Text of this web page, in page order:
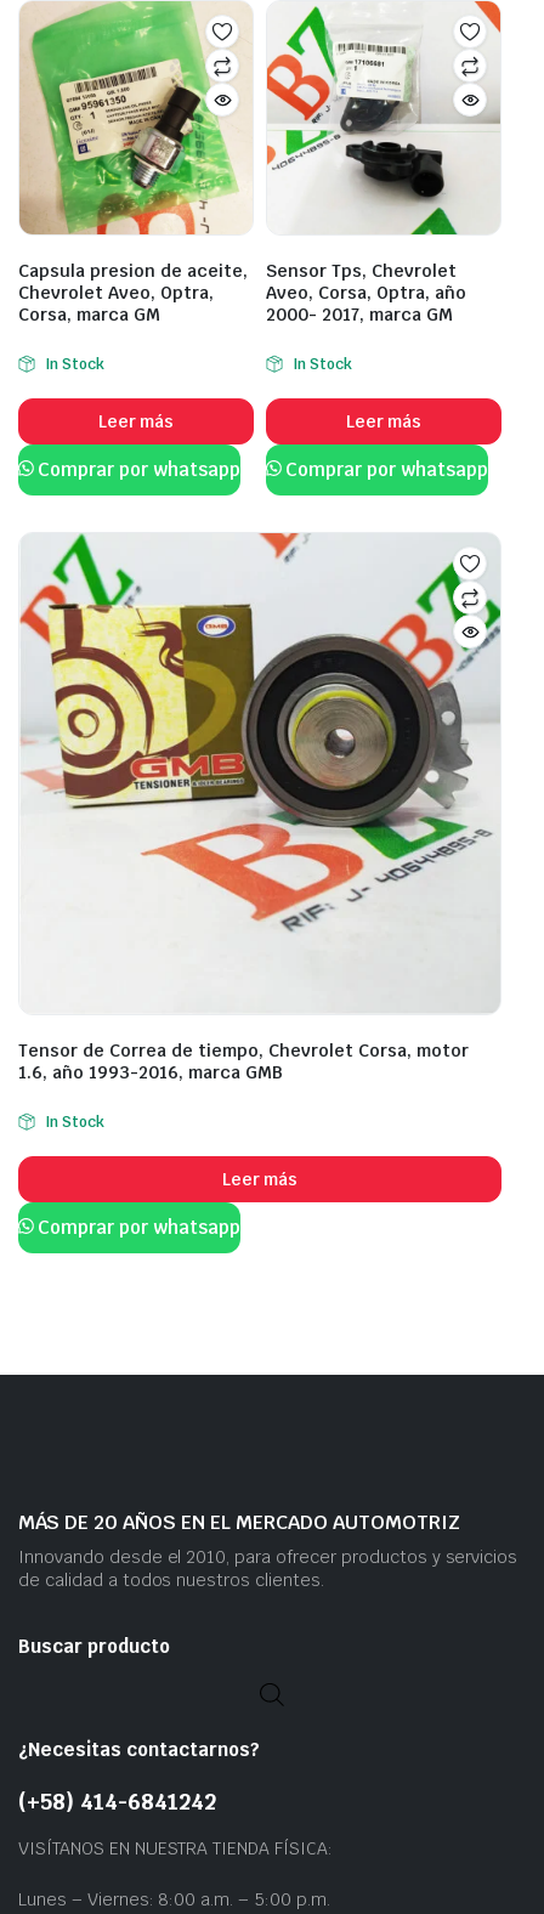
Capsula presion de aceite,
Chevrolet Aveo, Optra,
Corsa, marca GM
In Stock
Leer más
Comprar por whatsapp
Sensor Tps, Chevrolet
Aveo, Corsa, Optra, año
2000- 2017, marca GM
In Stock
Leer más
Comprar por whatsapp
Tensor de Correa de tiempo, Chevrolet Corsa, motor
1.6, año 1993-2016, marca GMB
In Stock
Leer más
Comprar por whatsapp
MÁS DE 20 AÑOS EN EL MERCADO AUTOMOTRIZ
Innovando desde el 2010, para ofrecer productos y servicios
de calidad a todos nuestros clientes.
Buscar producto
¿Necesitas contactarnos?
(+58) 414-6841242
VISÍTANOS EN NUESTRA TIENDA FÍSICA:
Lunes – Viernes: 8:00 a.m. – 5:00 p.m.